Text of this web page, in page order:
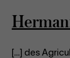
[...] des